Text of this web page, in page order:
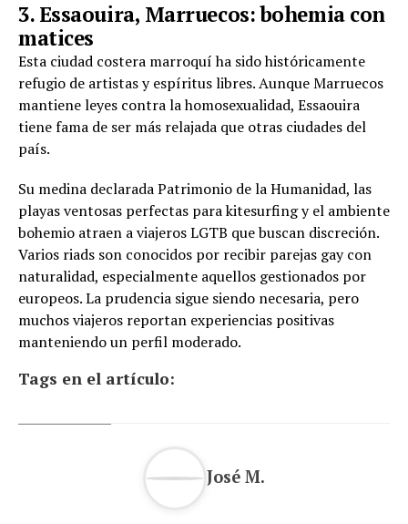
3. Essaouira, Marruecos: bohemia con
matices
Esta ciudad costera marroquí ha sido históricamente
refugio de artistas y espíritus libres. Aunque Marruecos
mantiene leyes contra la homosexualidad, Essaouira
tiene fama de ser más relajada que otras ciudades del
país.
Su medina declarada Patrimonio de la Humanidad, las
playas ventosas perfectas para kitesurfing y el ambiente
bohemio atraen a viajeros LGTB que buscan discreción.
Varios riads son conocidos por recibir parejas gay con
naturalidad, especialmente aquellos gestionados por
europeos. La prudencia sigue siendo necesaria, pero
muchos viajeros reportan experiencias positivas
manteniendo un perfil moderado.
Tags en el artículo:
José M.